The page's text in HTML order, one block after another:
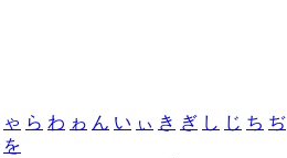
ゃ ら わ ゎ ん い ぃ き ぎ し じ ち ぢ
を